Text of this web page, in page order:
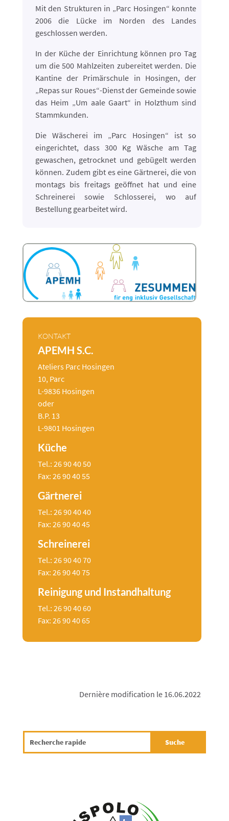
Mit den Strukturen in „Parc Hosingen“ konnte
2006 die Lücke im Norden des Landes
geschlossen werden.
In der Küche der Einrichtung können pro Tag
um die 500 Mahlzeiten zubereitet werden. Die
Kantine der Primärschule in Hosingen, der
„Repas sur Roues“-Dienst der Gemeinde sowie
das Heim „Um aale Gaart“ in Holzthum sind
Stammkunden.
Die Wäscherei im „Parc Hosingen“ ist so
eingerichtet, dass 300 Kg Wäsche am Tag
gewaschen, getrocknet und gebügelt werden
können. Zudem gibt es eine Gärtnerei, die von
montags bis freitags geöffnet hat und eine
Schreinerei sowie Schlosserei, wo auf
Bestellung gearbeitet wird.
KONTAKT
APEMH S.C.
Ateliers Parc Hosingen
10, Parc
L-9836 Hosingen
oder
B.P. 13
L-9801 Hosingen
Küche
Tel.: 26 90 40 50
Fax: 26 90 40 55
Gärtnerei
Tel.: 26 90 40 40
Fax: 26 90 40 45
Schreinerei
Tel.: 26 90 40 70
Fax: 26 90 40 75
Reinigung und Instandhaltung
Tel.: 26 90 40 60
Fax: 26 90 40 65
Dernière modification le 16.06.2022